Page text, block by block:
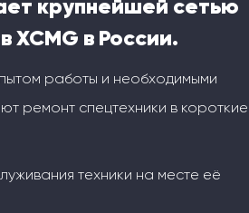
крупнейшей сетью
XCMG в России.
работы и необходимыми
ремонт спецтехники в короткие
техники на месте её